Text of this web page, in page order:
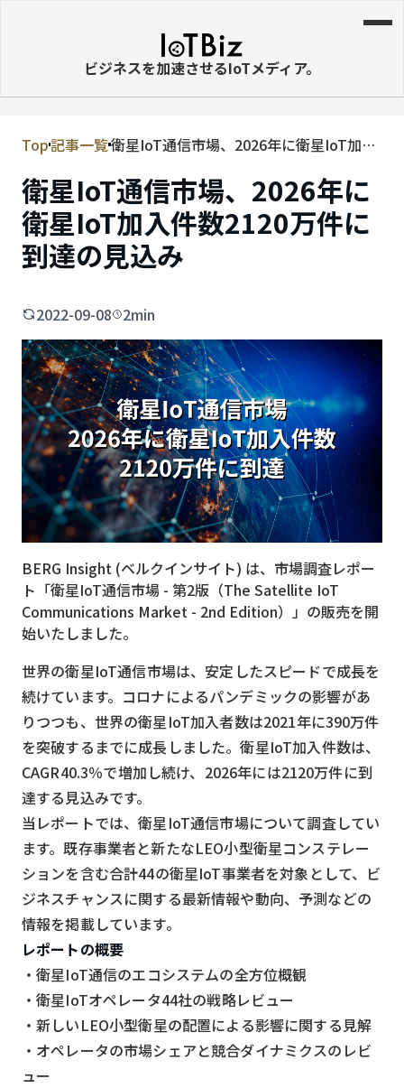
ビジネスを加速させるIoTメディア。
MVNE
エッジ
LPWA
DaaS
PaaS
ビッグデータ
MNO
MVNO
スマート漁業
PR
5G
クラウド
M2M
VPN
スマート〇〇
スマート農業
ドローン
ロボット
スマート物流
IoT
DX
ニュース
デジタルサイネージ
カメラ
Wi-Fi
SaaS
Top記事一覧衛星IoT通信市場、2026年に衛星IoT加入
衛星IoT通信市場、2026年に
衛星IoT加入件数2120万件に
到達の見込み
2022-09-08 2min
BERG Insight (ベルクインサイト) は、市場調査レポー
ト「衛星IoT通信市場 - 第2版（The Satellite IoT
Communications Market - 2nd Edition）」の販売を開
始いたしました。
世界の衛星IoT通信市場は、安定したスピードで成長を
続けています。コロナによるパンデミックの影響があ
りつつも、世界の衛星IoT加入者数は2021年に390万件
を突破するまでに成長しました。衛星IoT加入件数は、
CAGR40.3％で増加し続け、2026年には2120万件に到
達する見込みです。
当レポートでは、衛星IoT通信市場について調査してい
ます。既存事業者と新たなLEO小型衛星コンステレー
ションを含む合計44の衛星IoT事業者を対象として、ビ
ジネスチャンスに関する最新情報や動向、予測などの
情報を掲載しています。
レポートの概要
・衛星IoT通信のエコシステムの全方位概観
・衛星IoTオペレータ44社の戦略レビュー
・新しいLEO小型衛星の配置による影響に関する見解
・オペレータの市場シェアと競合ダイナミクスのレビ
ュー